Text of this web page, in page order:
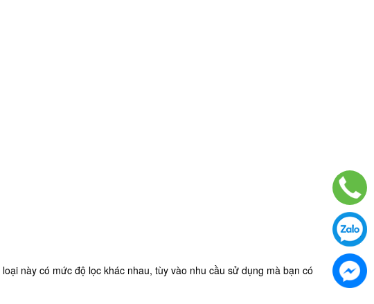
này có mức độ lọc khác nhau, tùy vào nhu cầu sử dụng mà bạn có